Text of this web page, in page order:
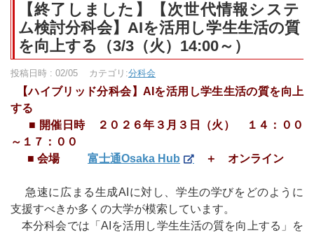
【終了しました】【次世代情報システ
ム検討分科会】AIを活用し学生生活の質
を向上する（3/3（火）14:00～）
投稿日時 : 02/05 カテゴリ:分科会
【ハイブリッド分科会】AIを活用し学生生活の質を向上
する
■ 開催日時 ２０２６年３月３日（火） １４：００
～１７：００
■ 会場 富士通Osaka Hub ＋ オンライン
急速に広まる生成AIに対し、学生の学びをどのように
支援すべきか多くの大学が模索しています。
本分科会では「AIを活用し学生生活の質を向上する」を